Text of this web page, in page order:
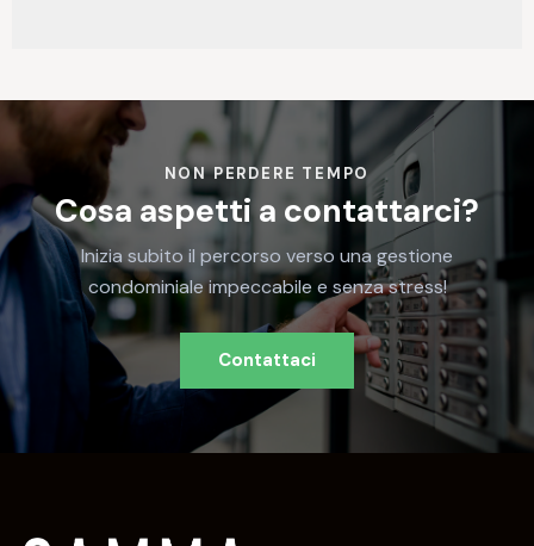
NON PERDERE TEMPO
Cosa aspetti a contattarci?
Inizia subito il percorso verso una gestione
condominiale impeccabile e senza stress!
Contattaci